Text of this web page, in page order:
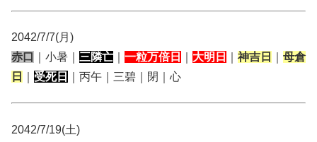
2042/7/7(月)
赤口
｜小暑｜ 三隣亡 一粒万倍日 大明日 神吉日
母倉
日
受死日 ｜丙午｜三碧｜閉｜心
2042/7/19(土)